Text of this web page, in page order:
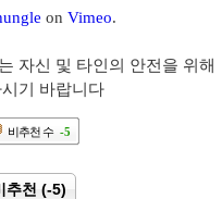
on Vimeo.
자신 및 타인의 안전을 위해
기 바랍니다
비추천 수 -5
추천 (-5)